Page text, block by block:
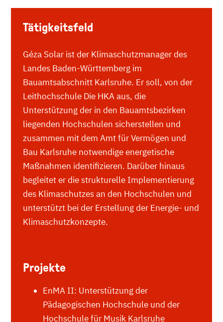
Tätigkeitsfeld
Géza Solar ist der Klimaschutzmanager des
Landes Baden-Württemberg im
Bauamtsabschnitt Karlsruhe. Er soll, von der
Leithochschule Die HKA aus, die
Unterstützung der in den Bauamtsbezirken
liegenden Hochschulen sicherstellen und
zusammen mit dem Amt für Vermögen und
Bau Karlsruhe notwendige energetische
Maßnahmen identifizieren. Darüber hinaus
begleitet er die strukturelle Implementierung
des Klimaschutzes an den Hochschulen und
unterstützt bei der Erstellung der Energie- und
Klimaschutzkonzepte.
Projekte
EnMA II: Unterstützung der
Pädagogischen Hochschule und der
Hochschule für Musik Karlsruhe